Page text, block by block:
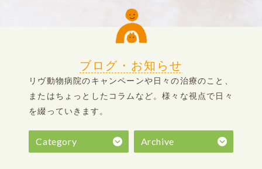
ブログ・お知らせ
リヴ動物病院のキャンペーンや日々の治療のこと、
またはちょっとしたコラムなど。様々な視点で日々
を綴っていきます。
Category Archive